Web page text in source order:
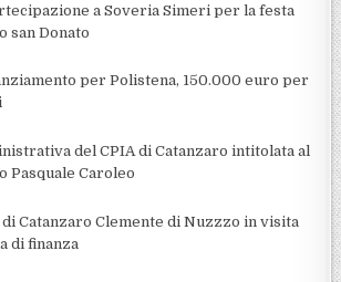
a Soveria Simeri per la festa
san Donato
per Polistena, 150.000 euro per
del CPIA di Catanzaro intitolata al
Pasquale Caroleo
Catanzaro Clemente di Nuzzzo in visita
di finanza